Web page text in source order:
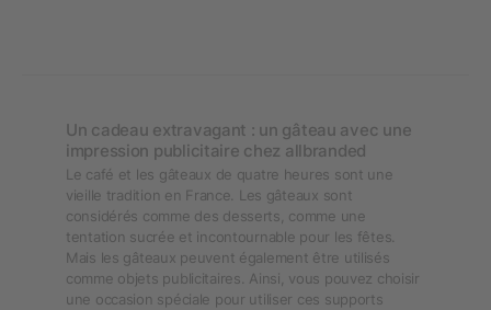
Un cadeau extravagant : un gâteau avec une
impression publicitaire chez allbranded
Le café et les gâteaux de quatre heures sont une
vieille tradition en France. Les gâteaux sont
considérés comme des desserts, comme une
tentation sucrée et incontournable pour les fêtes.
Mais les gâteaux peuvent également être utilisés
comme objets publicitaires. Ainsi, vous pouvez choisir
une occasion spéciale pour utiliser ces supports